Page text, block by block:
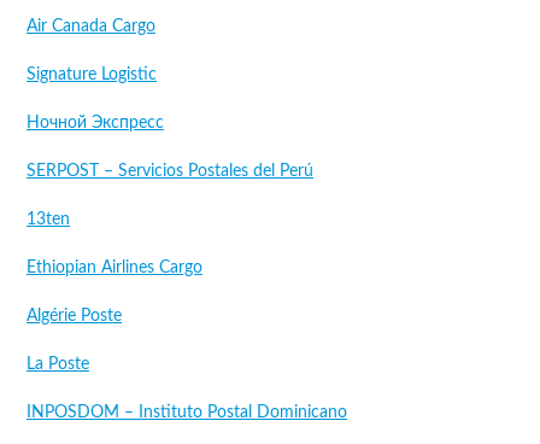
Air Canada Cargo
Signature Logistic
Ночной Экспресс
SERPOST – Servicios Postales del Perú
13ten
Ethiopian Airlines Cargo
Algérie Poste
La Poste
INPOSDOM – Instituto Postal Dominicano